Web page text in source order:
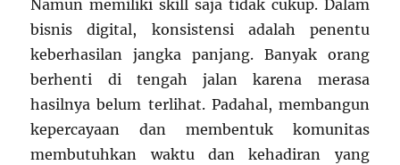
Namun memiliki skill saja tidak cukup. Dalam
bisnis digital, konsistensi adalah penentu
keberhasilan jangka panjang. Banyak orang
berhenti di tengah jalan karena merasa
hasilnya belum terlihat. Padahal, membangun
kepercayaan dan membentuk komunitas
membutuhkan waktu dan kehadiran yang